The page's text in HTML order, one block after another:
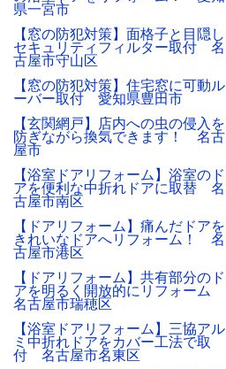
県一宮市
【窓の防犯対策】面格子と目隠し
セキュリティフィルター取付 名
古屋市守山区
【窓の防犯対策】住宅窓に可動ル
ーバー取付 愛知県豊田市
【玄関網戸】店内への虫の侵入を
防ぎながら換気できます！ 名古
屋市
【浴室ドアリフォーム】浴室のド
アを便利な中折れドアに取替 名
古屋市南区
【ドアリフォーム】痛んだドアを
きれいなドアへリフォーム！ 名
古屋市港区
【ドアリフォーム】共有部分のド
アを明るく開放的にリフォーム
名古屋市瑞穂区
【浴室ドアリフォーム】三協アル
ミ中折れドアをカバー工法で取
付 名古屋市名東区